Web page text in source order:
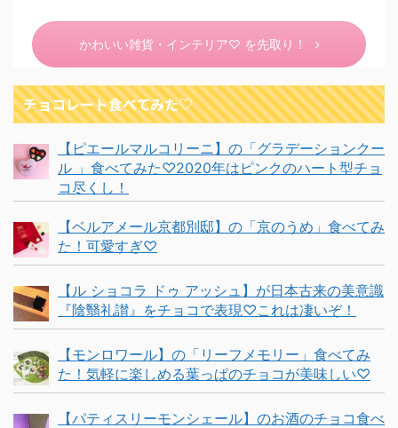
かわいい雑貨・インテリア♡ を先取り！
チョコレート食べてみた♡
【ピエールマルコリーニ】の「グラデーションクー
ル 」食べてみた♡2020年はピンクのハート型チョ
コ尽くし！
【ベルアメール京都別邸】の「京のうめ」食べてみ
た！可愛すぎ♡
【ル ショコラ ドゥ アッシュ】が日本古来の美意識
『陰翳礼讃』をチョコで表現♡これは凄いぞ！
【モンロワール】の「リーフメモリー」食べてみ
た！気軽に楽しめる葉っぱのチョコが美味しい♡
【パティスリーモンシェール】のお酒のチョコ食べ